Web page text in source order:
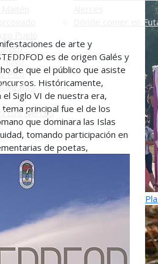
Hoyo
Pico
-
Los Alerces
Dónde comer en
de arte y
es de origen Galés y
de que el público que asiste
Históricamente,
Siglo VI de nuestra era,
principal fue el de los
que dominara las Islas
tomando participación en
de poetas,